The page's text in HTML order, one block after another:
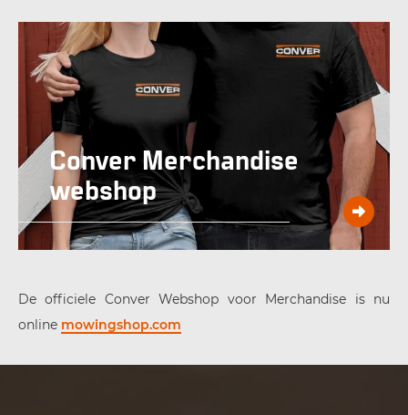
Conver Merchandise
webshop
De officiele Conver Webshop voor Merchandise is nu
online mowingshop.com